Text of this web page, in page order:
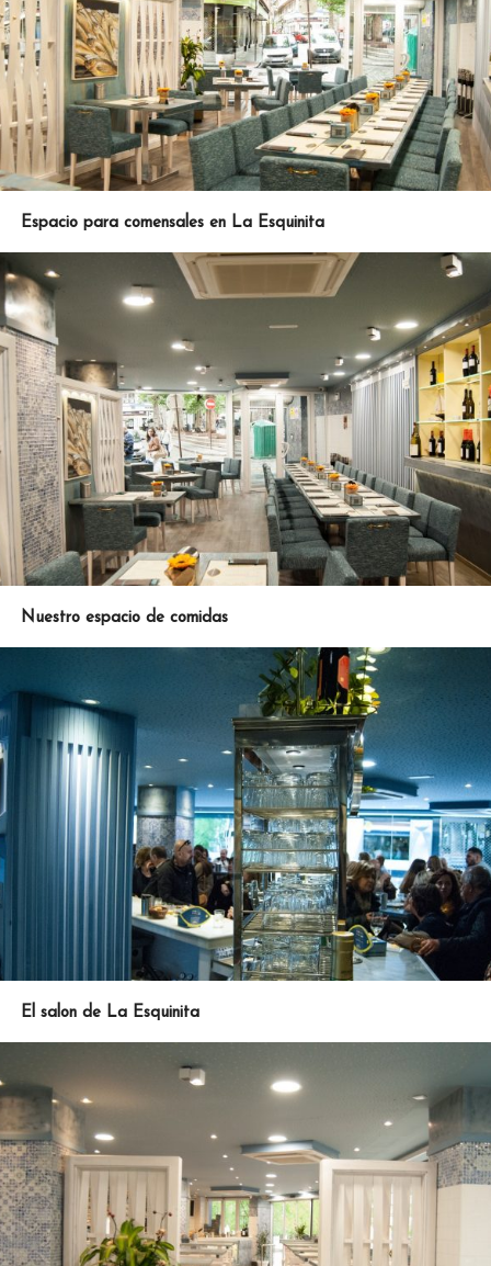
Espacio para comensales en La Esquinita
Nuestro espacio de comidas
El salon de La Esquinita